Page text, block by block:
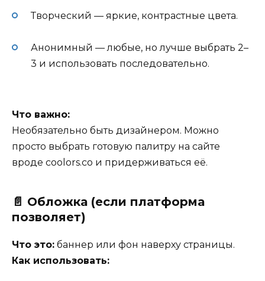
Творческий — яркие, контрастные цвета.
Анонимный — любые, но лучше выбрать 2–
3 и использовать последовательно.
Что важно:
Необязательно быть дизайнером. Можно
просто выбрать готовую палитру на сайте
вроде coolors.co и придерживаться её.
📄 Обложка (если платформа
позволяет)
Что это: баннер или фон наверху страницы.
Как использовать: